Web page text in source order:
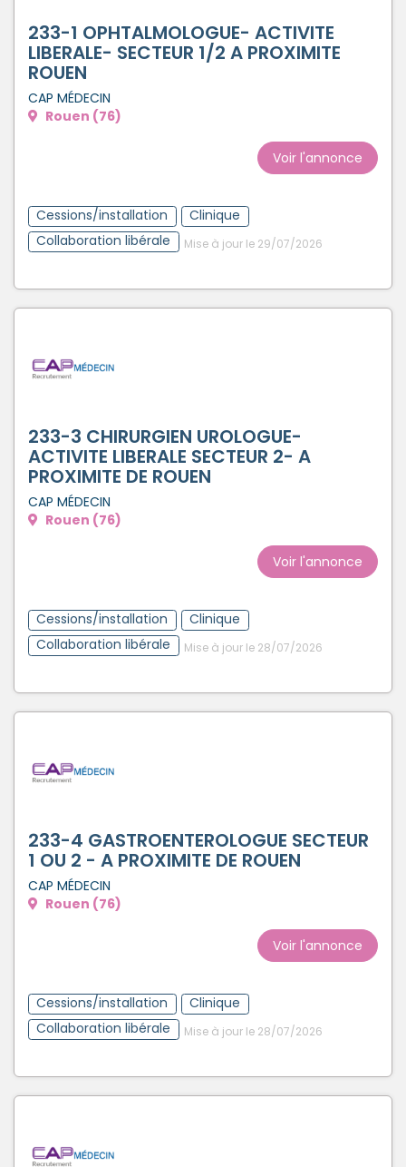
233-1 OPHTALMOLOGUE- ACTIVITE
LIBERALE- SECTEUR 1/2 A PROXIMITE
ROUEN
CAP MÉDECIN
Rouen (76)
Voir l'annonce
Cessions/installation
Clinique
Collaboration libérale
Mise à jour le 29/07/2026
233-3 CHIRURGIEN UROLOGUE-
ACTIVITE LIBERALE SECTEUR 2- A
PROXIMITE DE ROUEN
CAP MÉDECIN
Rouen (76)
Voir l'annonce
Cessions/installation
Clinique
Collaboration libérale
Mise à jour le 28/07/2026
233-4 GASTROENTEROLOGUE SECTEUR
1 OU 2 - A PROXIMITE DE ROUEN
CAP MÉDECIN
Rouen (76)
Voir l'annonce
Cessions/installation
Clinique
Collaboration libérale
Mise à jour le 28/07/2026